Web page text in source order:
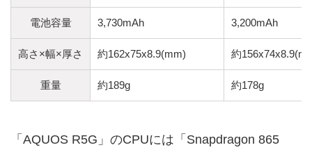
電池容量 3,730mAh 3,200mAh
高さ×幅×厚さ 約162x75x8.9(mm) 約
重量 約189g 約178g
「AQUOS R5G」のCPUには「Snapdragon 865